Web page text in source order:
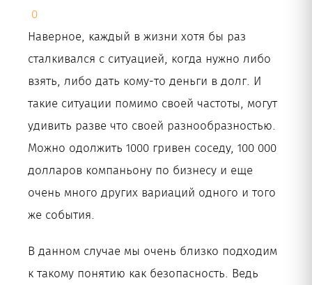
0
Наверное, каждый в жизни хотя бы раз
сталкивался с ситуацией, когда нужно либо
взять, либо дать кому-то деньги в долг. И
такие ситуации помимо своей частоты, могут
удивить разве что своей разнообразностью.
Можно одолжить 1000 гривен соседу, 100 000
долларов компаньону по бизнесу и еще
очень много других вариаций одного и того
же события.
В данном случае мы очень близко подходим
к такому понятию как безопасность. Ведь